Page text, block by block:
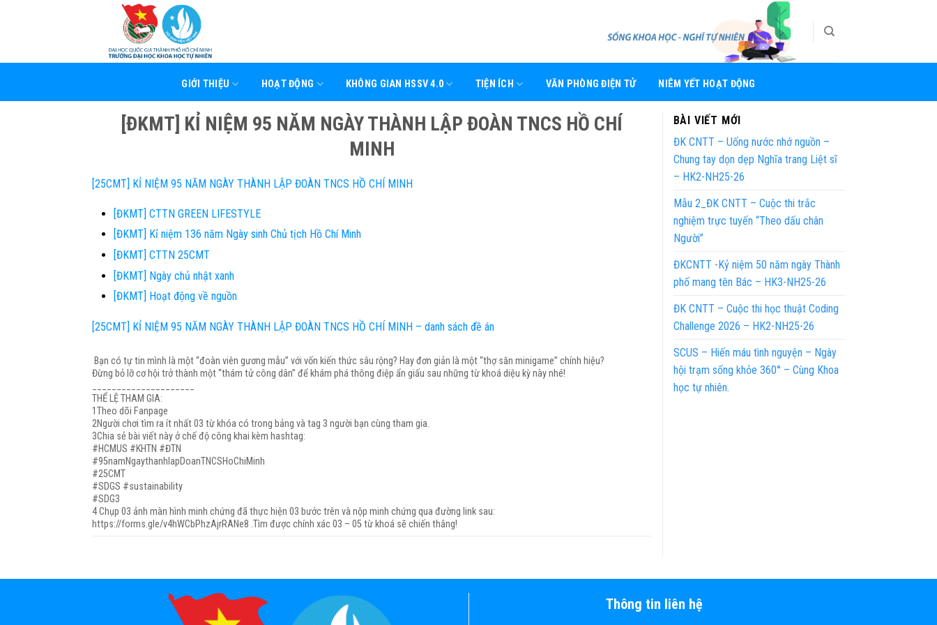
GIỚI THIỆU HOẠT ĐỘNG KHÔNG GIAN HSSV 4.0 TIỆN ÍCH VĂN PHÒNG ĐIỆN TỬ NIÊM YẾT HOẠT ĐỘNG
[ĐKMT] KỈ NIỆM 95 NĂM NGÀY THÀNH LẬP ĐOÀN TNCS HỒ CHÍ
MINH
[25CMT] KỈ NIỆM 95 NĂM NGÀY THÀNH LẬP ĐOÀN TNCS HỒ CHÍ MINH
[ĐKMT] CTTN GREEN LIFESTYLE
[ĐKMT] Kỉ niệm 136 năm Ngày sinh Chủ tịch Hồ Chí Minh
[ĐKMT] CTTN 25CMT
[ĐKMT] Ngày chủ nhật xanh
[ĐKMT] Hoạt động về nguồn
[25CMT] KỈ NIỆM 95 NĂM NGÀY THÀNH LẬP ĐOÀN TNCS HỒ CHÍ MINH – danh sách đề án
Bạn có tự tin mình là một “đoàn viên gương mẫu” với vốn kiến thức sâu rộng? Hay đơn giản là một “thợ săn minigame” chính hiệu?
Đừng bỏ lỡ cơ hội trở thành một “thám tử công dân” để khám phá thông điệp ẩn giấu sau những từ khoá diệu kỳ này nhé!
THỂ LỆ THAM GIA:
1️Theo dõi Fanpage
2️Người chơi tìm ra ít nhất 03 từ khóa có trong bảng và tag 3 người bạn cùng tham gia.
3️Chia sẻ bài viết này ở chế độ công khai kèm hashtag:
#HCMUS #KHTN #ĐTN
#95namNgaythanhlapDoanTNCSHoChiMinh
#25CMT
#SDGS #sustainability
#SDG3
4 Chụp 03 ảnh màn hình minh chứng đã thực hiện 03 bước trên và nộp minh chứng qua đường link sau:
https://forms.gle/v4hWCbPhzAjrRANe8 .Tìm được chính xác 03 – 05 từ khoá sẽ chiến thắng!
BÀI VIẾT MỚI
ĐK CNTT – Uống nước nhớ nguồn –
Chung tay dọn dẹp Nghĩa trang Liệt sĩ
– HK2-NH25-26
Mẫu 2_ĐK CNTT – Cuộc thi trắc
nghiệm trực tuyến “Theo dấu chân
Người”
ĐKCNTT -Kỷ niệm 50 năm ngày Thành
phố mang tên Bác – HK3-NH25-26
ĐK CNTT – Cuộc thi học thuật Coding
Challenge 2026 – HK2-NH25-26
SCUS – Hiến máu tình nguyện – Ngày
hội trạm sống khỏe 360° – Cùng Khoa
học tự nhiên.
Thông tin liên hệ